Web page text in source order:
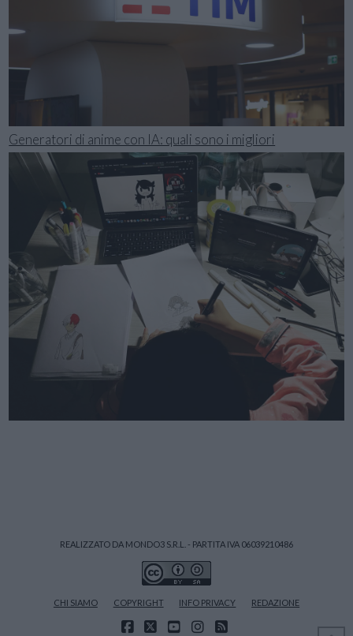
Generatori di anime con IA: quali sono i migliori
REALIZZATO DA MONDO3 S.R.L. - PARTITA IVA 06039210486
CHI SIAMO COPYRIGHT INFO PRIVACY REDAZIONE